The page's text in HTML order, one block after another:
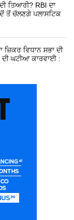
ਤਿਆਰੀ? RBI ਦਾ
ਤੋਂ ਚੱਲਣਗੇ ਪਲਾਸਟਿਕ
ਜ਼ਿਕਰ ਵਿਧਾਨ ਸਭਾ ਦੀ
ਘਟੀਆ ਕਾਰਵਾਈ :